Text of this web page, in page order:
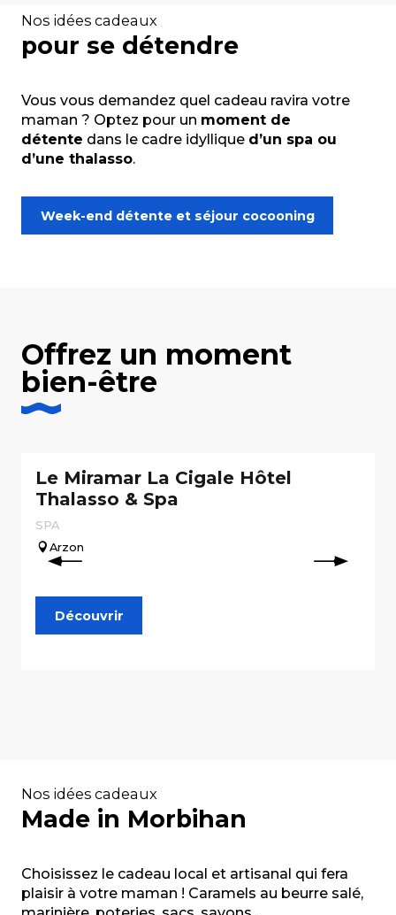
Nos idées cadeaux
pour se détendre
Vous vous demandez quel cadeau ravira votre
maman ? Optez pour un moment de
détente dans le cadre idyllique d’un spa ou
d’une thalasso.
Week-end détente et séjour cocooning
Offrez un moment
bien-être
Le Miramar La Cigale Hôtel
Thalasso & Spa
SPA
Arzon
Découvrir
Nos idées cadeaux
Made in Morbihan
Choisissez le cadeau local et artisanal qui fera
plaisir à votre maman ! Caramels au beurre salé,